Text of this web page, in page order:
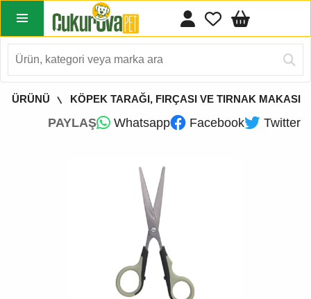
ÜRÜNÜ KÖPEK TARAĞI, FIRÇASI VE TIRNAK MAKASI
PAYLAŞ Whatsapp Facebook Twitter